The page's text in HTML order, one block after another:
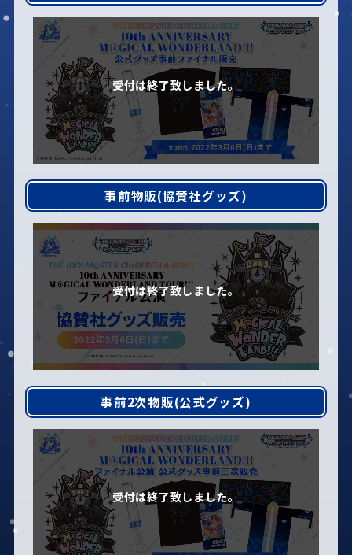
事前物販(協賛社グッズ)
事前2次物販(公式グッズ)